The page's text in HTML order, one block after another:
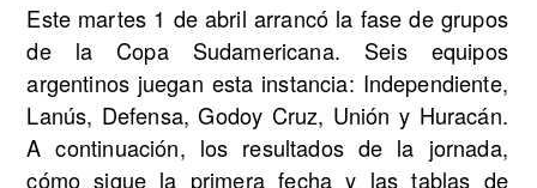
Este martes 1 de abril arrancó la fase de grupos
de la Copa Sudamericana. Seis equipos
argentinos juegan esta instancia: Independiente,
Lanús, Defensa, Godoy Cruz, Unión y Huracán.
A continuación, los resultados de la jornada,
cómo sigue la primera fecha y las tablas de